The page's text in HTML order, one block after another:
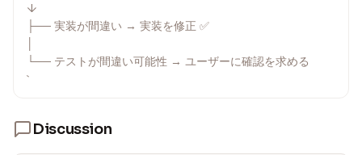
↓
├── 実装が間違い → 実装を修正 ✅
└── テストが間違い可能性 → ユーザーに確認を求める
`
Discussion